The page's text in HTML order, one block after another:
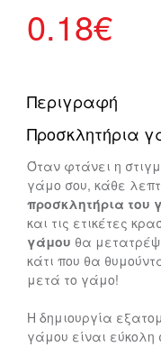
0.18€
Περιγραφή
Προσκλητήρια
Όταν φτάνει η
γάμο σου, κάθε
προσκλητήρια του
και τις ετικέτες
γάμου θα
κάτι που θα
μετά το γάμο!
Η δημιουργία
γάμου είναι εύκολη